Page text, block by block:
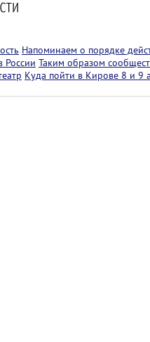
Напоминаем о порядке
России Таким образом
Куда пойти в Кирове 8 и 9